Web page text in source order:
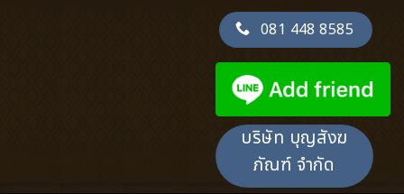
081 448 8585
บริษัท บุญสังฆ
ภัณฑ์ จำกัด